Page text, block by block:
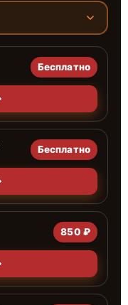
Бесплатно
Бесплатно
850 ₽